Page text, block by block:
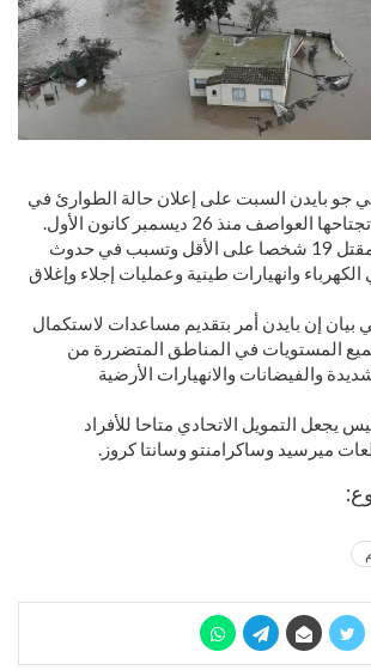
جو بايدن السبت على إعلان حالة الطوارئ في
منذ 26 ديسمبر كانون الأول.
وأدت العواصف إلى مقتل 19 شخصا على الأقل وتسبب في حدوث
وانهيارات طينية وعمليات إجلاء وإغلاق
بيان إن بايدن أمر بتقديم مساعدات لاستكمال
المستويات في المناطق المتضررة من
والفيضانات والانهيارات الأرضية
يجعل التمويل الاتحادي متاحا للأفراد
ميرسيد وساكرامنتو وسانتا كروز.